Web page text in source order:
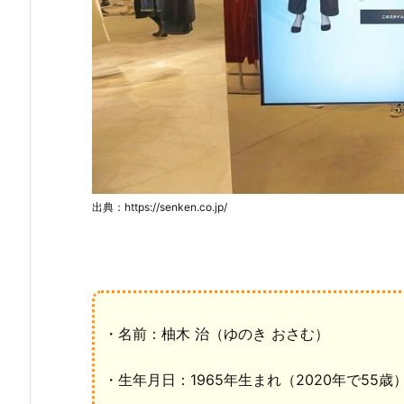
出典：https://senken.co.jp/
・名前：柚木 治（ゆのき おさむ）
・生年月日：1965年生まれ（2020年で55歳